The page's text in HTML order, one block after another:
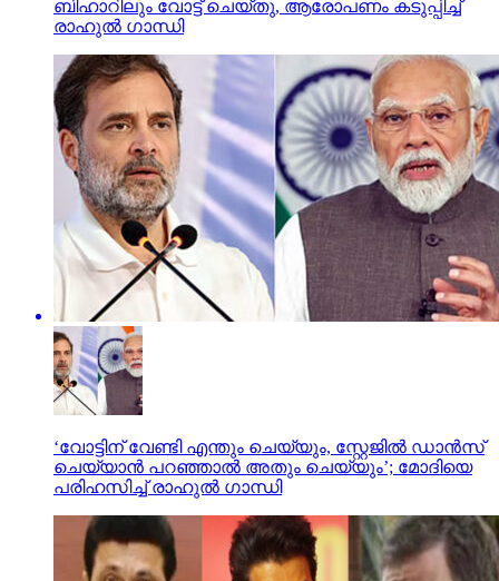
ബിഹാറിലും വോട്ട് ചെയ്തു, ആരോപണം കടുപ്പിച്ച്
രാഹുല്‍ ഗാന്ധി
‘വോട്ടിന് വേണ്ടി എന്തും ചെയ്യും, സ്റ്റേജിൽ ഡാൻസ്
ചെയ്യാൻ പറഞ്ഞാൽ അതും ചെയ്യും’; മോദിയെ
പരിഹസിച്ച് രാഹുൽ ഗാന്ധി